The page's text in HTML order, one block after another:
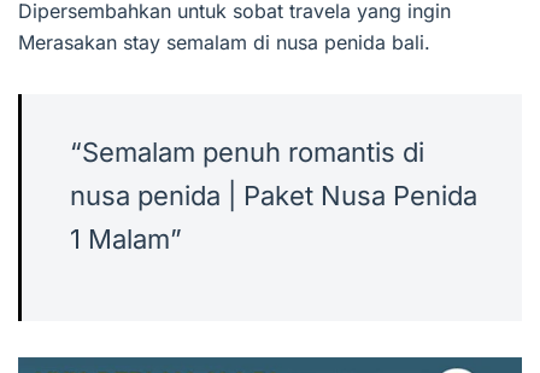
Dipersembahkan untuk sobat travela yang ingin
Merasakan stay semalam di nusa penida bali.
“Semalam penuh romantis di
nusa penida | Paket Nusa Penida
1 Malam”